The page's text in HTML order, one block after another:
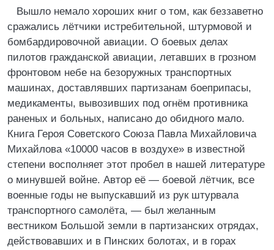
Вышло немало хороших книг о том, как беззаветно
сражались лётчики истребительной, штурмовой и
бомбардировочной авиации. О боевых делах
пилотов гражданской авиации, летавших в грозном
фронтовом небе на безоружных транспортных
машинах, доставлявших партизанам боеприпасы,
медикаменты, вывозивших под огнём противника
раненых и больных, написано до обидного мало.
Книга Героя Советского Союза Павла Михайловича
Михайлова «10000 часов в воздухе» в известной
степени восполняет этот пробел в нашей литературе
о минувшей войне. Автор её — боевой лётчик, все
военные годы не выпускавший из рук штурвала
транспортного самолёта, — был желанным
вестником Большой земли в партизанских отрядах,
действовавших и в Пинских болотах, и в горах